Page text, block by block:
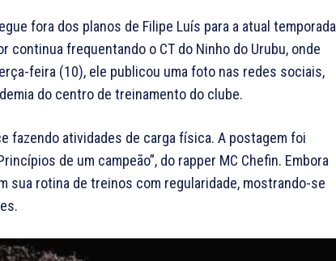
fora dos planos de Filipe Luís para a atual temporada
continua frequentando o CT do Ninho do Urubu, onde
feira (10), ele publicou uma foto nas redes sociais,
do centro de treinamento do clube.
fazendo atividades de carga física. A postagem foi
de um campeão”, do rapper MC Chefin. Embora
sua rotina de treinos com regularidade, mostrando-se